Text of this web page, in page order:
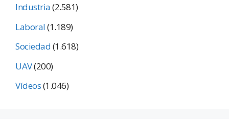
Industria(2.581)
Laboral(1.189)
Sociedad(1.618)
UAV(200)
Vídeos(1.046)